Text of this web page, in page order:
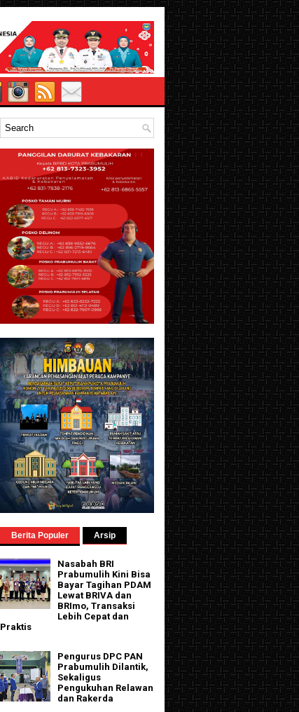
Berita Populer Arsip
Nasabah BRI
Prabumulih Kini Bisa
Bayar Tagihan PDAM
Lewat BRIVA dan
BRImo, Transaksi
Lebih Cepat dan
Praktis
Pengurus DPC PAN
Prabumulih Dilantik,
Sekaligus
Pengukuhan Relawan
dan Rakerda